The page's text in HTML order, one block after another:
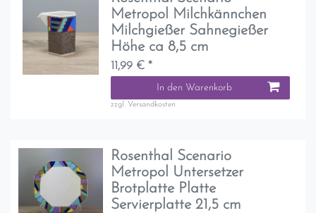
Metropol Milchkännchen
Milchgießer Sahnegießer
Höhe ca 8,5 cm
11,99 € *
In den Warenkorb
zzgl. Versandkosten
Rosenthal Scenario
Metropol Untersetzer
Brotplatte Platte
Servierplatte 21,5 cm